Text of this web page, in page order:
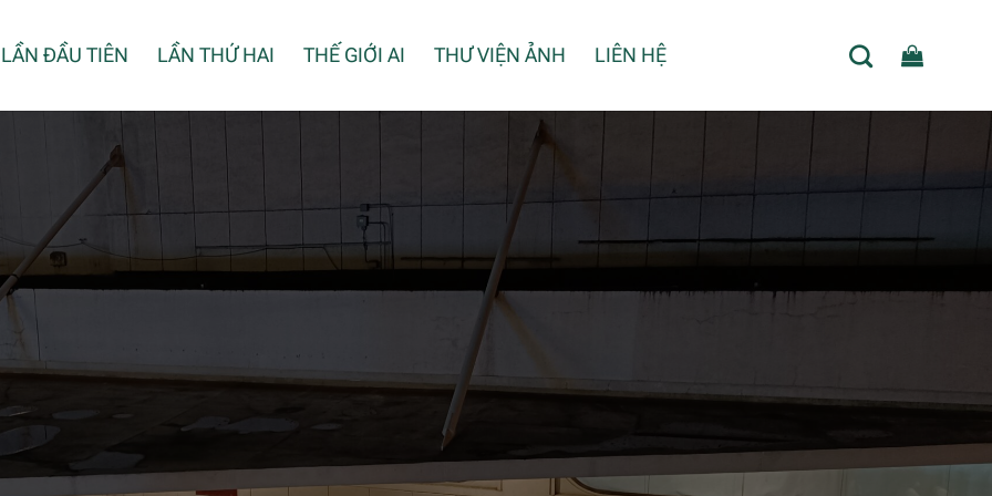
LẦN ĐẦU TIÊN LẦN THỨ HAI THẾ GIỚI AI THƯ VIỆN ẢNH LIÊN HỆ